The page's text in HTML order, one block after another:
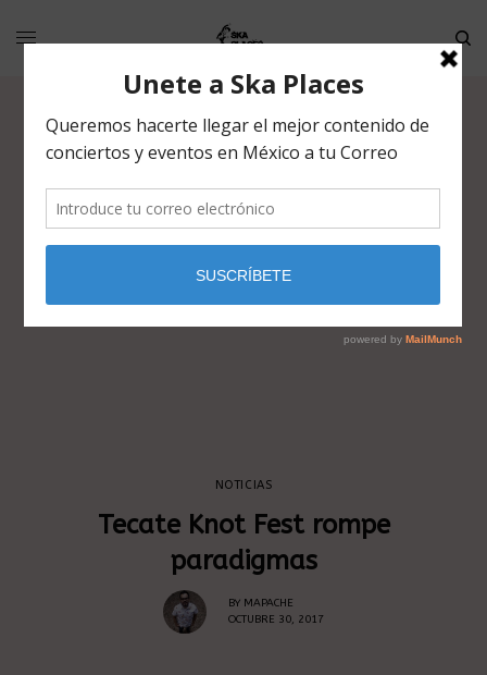
NOTICIAS
Tecate Knot Fest rompe
paradigmas
BY MAPACHE
OCTUBRE 30, 2017